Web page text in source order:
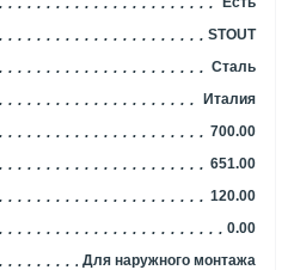
STOUT
Сталь
Италия
700.00
651.00
120.00
0.00
Для наружного монтажа